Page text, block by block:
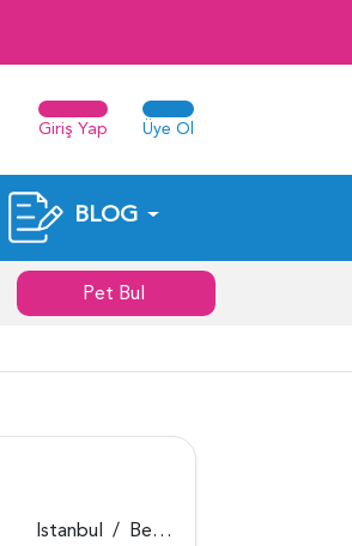
Giriş Yap Üye Ol
BLOG
Pet Bul
Istanbul / Beykoz